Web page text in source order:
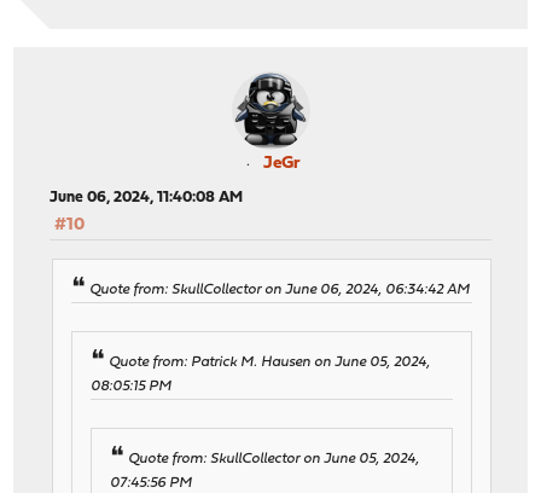
JeGr
June 06, 2024, 11:40:08 AM
#10
Quote from: SkullCollector on June 06, 2024, 06:34:42 AM
Quote from: Patrick M. Hausen on June 05, 2024,
08:05:15 PM
Quote from: SkullCollector on June 05, 2024,
07:45:56 PM